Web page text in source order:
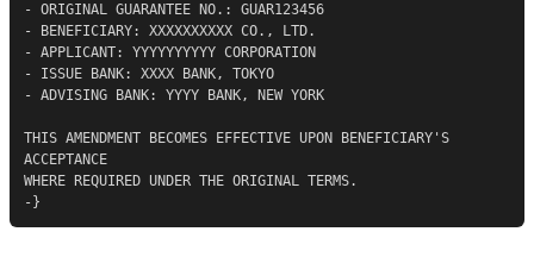
- ORIGINAL GUARANTEE NO.: GUAR123456
- BENEFICIARY: XXXXXXXXXX CO., LTD.
- APPLICANT: YYYYYYYYYY CORPORATION
- ISSUE BANK: XXXX BANK, TOKYO
- ADVISING BANK: YYYY BANK, NEW YORK
THIS AMENDMENT BECOMES EFFECTIVE UPON BENEFICIARY'S
ACCEPTANCE
WHERE REQUIRED UNDER THE ORIGINAL TERMS.
-}